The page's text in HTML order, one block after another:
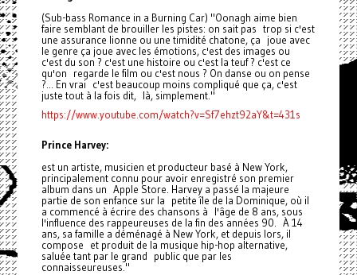
(Sub-bass Romance in a Burning Car) "Oonagh aime bien
faire semblant de brouiller les pistes: on sait pas trop si c'est
une assurance lionne ou une timidité chatone, ça joue avec
le genre ça joue avec les émotions, c'est des images ou
c'est du son ? c'est une histoire ou c'est la teuf ? c'est ce
qu'on regarde le film ou c'est nous ? On danse ou on pense
?... En vrai c'est beaucoup moins compliqué que ça, c'est
juste tout à la fois dit, là, simplement."
https://www.youtube.com/watch?v=Sf7ehzt92aY&t=431s
Prince Harvey:
est un artiste, musicien et producteur basé à New York,
principalement connu pour avoir enregistré son premier
album dans un Apple Store. Harvey a passé la majeure
partie de son enfance sur la petite île de la Dominique, où il
a commencé à écrire des chansons à l'âge de 8 ans, sous
l'influence des rappeureuses de la fin des années 90. À 14
ans, sa famille a déménagé à New York, et depuis lors, il
compose et produit de la musique hip-hop alternative,
saluée tant par le grand public que par les
connaisseureuses."